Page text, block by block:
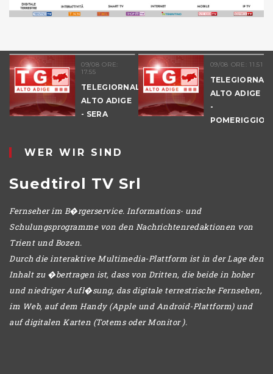
09/08 ORE:
17.55
TELEGIORNALE
ALTO ADIGE
- SERA
09/08 ORE: 11.51
ALTO ADIGE
-
POMERIGGIO
WER WIR SIND
Suedtirol TV Srl
Fernseher im B�rgerservice. Informations- und
Schulungsprogramme von den Nachrichtenredaktionen von
Trient und Bozen.
Durch die interaktive Multimedia-Plattform ist in der Lage den
Inhalt zu �bertragen ist, dass von Dritten, die beide in hoher
und niedriger Aufl�sung, das digitale terrestrische Fernsehen,
im Web, auf dem Handy (Apple und Android-Plattform) und
auf digitalen Karten (Totems oder Monitor ).